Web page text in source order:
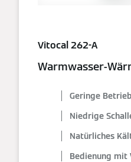
Vitocal 262-A
Warmwasser-
Geringe
Niedrige
Natürliches
Bedienung mit